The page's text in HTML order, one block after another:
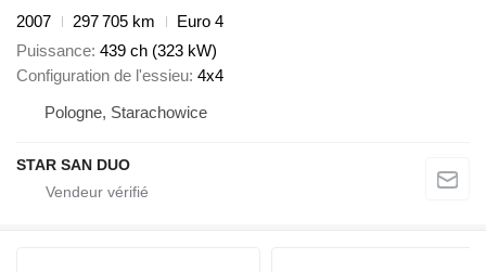
2007
297 705 km
Euro 4
Puissance 439 ch (323 kW)
Configuration de l'essieu 4x4
Pologne, Starachowice
STAR SAN DUO